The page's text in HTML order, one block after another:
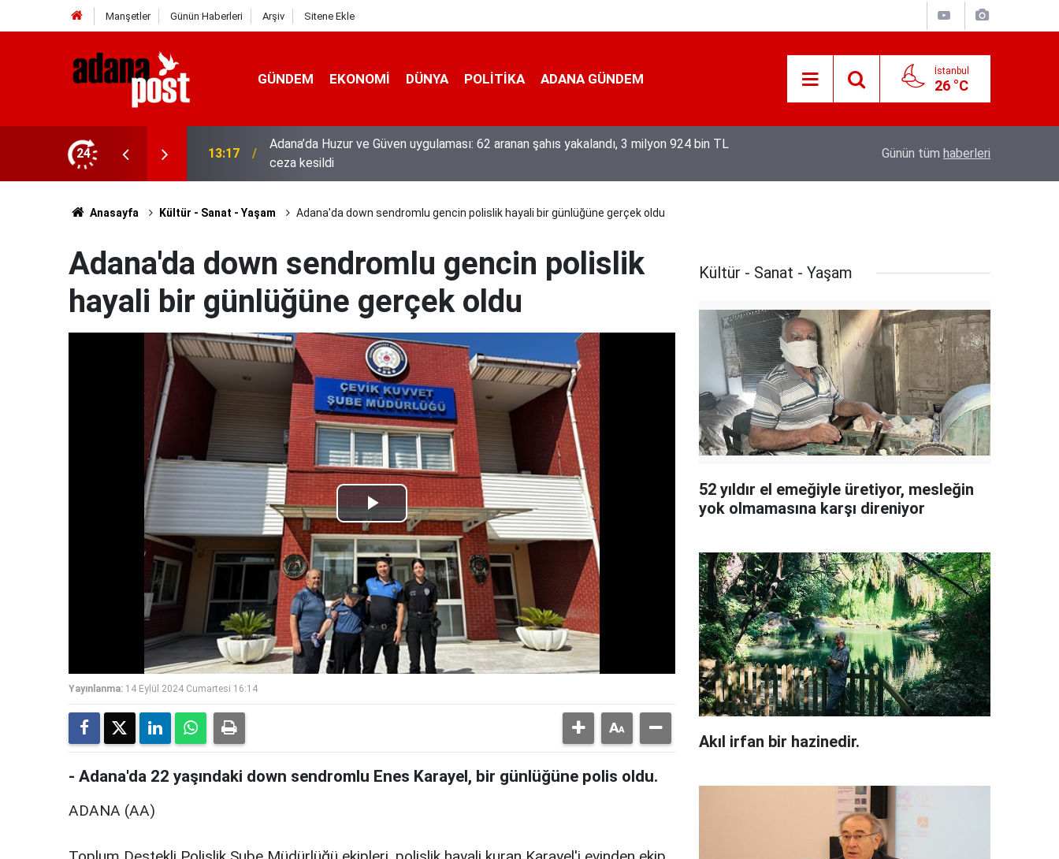
Manşetler Günün Haberleri Arşiv Sitene Ekle
GÜNDEM EKONOMI DÜNYA POLİTİKA ADANA GÜNDEM İstanbul
26 °C
24
yakalandı, 3 milyon 924 bin TL
13:01 52 yıldır el emeğiyle üretiyor, mesleğin yok olmamasına karşı direniyor Hava 40, asfalt 200 derece: Adana’da
Günün tüm haberleri
Anasayfa Kültür - Sanat - Yaşam Adana'da down sendromlu gencin polislik hayali bir günlüğüne gerçek oldu
Adana'da down sendromlu gencin polislik
hayali bir günlüğüne gerçek oldu
Play
Video
Yayınlanma: 14 Eylül 2024 Cumartesi 16:14
- Adana'da 22 yaşındaki down sendromlu Enes Karayel, bir günlüğüne polis oldu.
ADANA (AA)
Kültür - Sanat - Yaşam
52 yıldır el emeğiyle üretiyor, mesleğin
yok olmamasına karşı direniyor
Akıl irfan bir hazinedir.